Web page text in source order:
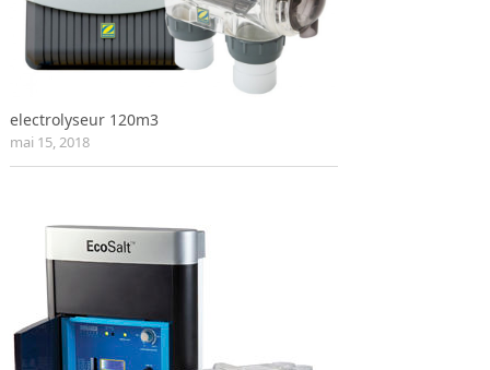
electrolyseur 120m3
mai 15, 2018